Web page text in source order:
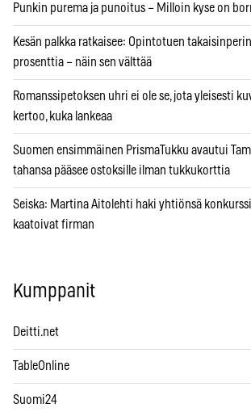
Punkin purema ja punoitus – Milloin kyse on
Kesän palkka ratkaisee: Opintotuen
prosenttia – näin sen välttää
Romanssipetoksen uhri ei ole se, jota yleisesti
kertoo, kuka lankeaa
Suomen ensimmäinen PrismaTukku avautui
tahansa pääsee ostoksille ilman tukkukorttia
Seiska: Martina Aitolehti haki yhtiönsä
kaatoivat firman
Kumppanit
Deitti.net
TableOnline
Suomi24